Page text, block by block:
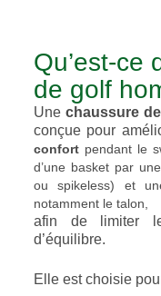
Qu’est-ce
de golf
Unechaussure
conçue pour
confortpendant le
d’une basket par
ou spikeless) et
notamment le talon,
afin de limiter
d’équilibre.
Elle est choisie